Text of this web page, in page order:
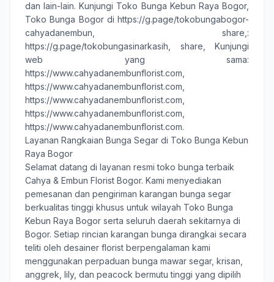
dan lain-lain. Kunjungi Toko Bunga Kebun Raya Bogor,
Toko Bunga Bogordi https://g.page/tokobungabogor-
cahyadanembun, share, :
https://g.page/tokobungasinarkasih, share , Kunjungi
web yang sama:
https://www.cahyadanembunflorist.com
https://www.cahyadanembunflorist.com
https://www.cahyadanembunflorist.com
https://www.cahyadanembunflorist.com
https://www.cahyadanembunflorist.com.
Layanan Rangkaian Bunga Segar di Toko Bunga Kebun
Raya Bogor
Selamat datang di layanan resmi toko bunga terbaik
Cahya & Embun Florist Bogor. Kami menyediakan
pemesanan dan pengiriman karangan bunga segar
berkualitas tinggi khusus untuk wilayah Toko Bunga
Kebun Raya Bogor serta seluruh daerah sekitarnya di
Bogor. Setiap rincian karangan bunga dirangkai secara
teliti oleh desainer florist berpengalaman kami
menggunakan perpaduan bunga mawar segar, krisan,
anggrek, lily, dan peacock bermutu tinggi yang dipilih